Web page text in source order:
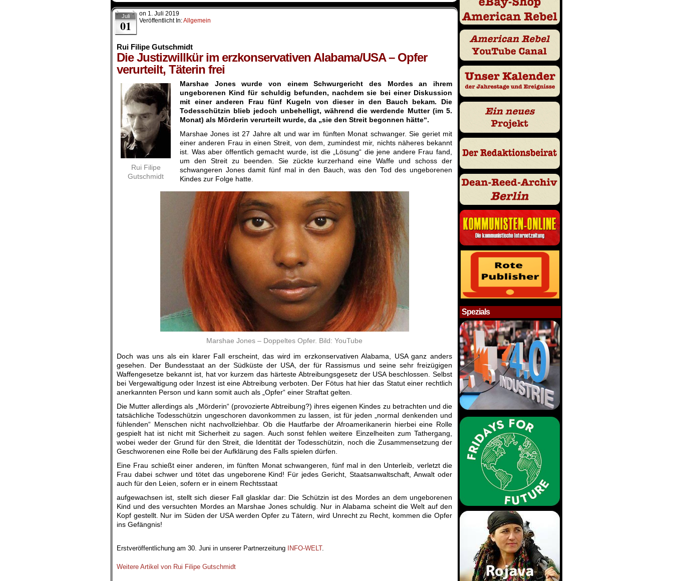
Juli
01
on 1. Juli 2019
Veröffentlicht In:Allgemein
Rui Filipe Gutschmidt
Die Justizwillkür im erzkonservativen Alabama/USA – Opfer
verurteilt, Täterin frei
Rui Filipe
Gutschmidt
Marshae Jones wurde von einem Schwurgericht des Mordes an ihrem
ungeborenen Kind für schuldig befunden, nachdem sie bei einer Diskussion
mit einer anderen Frau fünf Kugeln von dieser in den Bauch bekam. Die
Todesschützin blieb jedoch unbehelligt, während die werdende Mutter (im 5.
Monat) als Mörderin verurteilt wurde, da „sie den Streit begonnen hätte“.
Marshae Jones ist 27 Jahre alt und war im fünften Monat schwanger. Sie geriet mit
einer anderen Frau in einen Streit, von dem, zumindest mir, nichts näheres bekannt
ist. Was aber öffentlich gemacht wurde, ist die „Lösung“ die jene andere Frau fand,
um den Streit zu beenden. Sie zückte kurzerhand eine Waffe und schoss der
schwangeren Jones damit fünf mal in den Bauch, was den Tod des ungeborenen
Kindes zur Folge hatte.
Marshae Jones – Doppeltes Opfer. Bild: YouTube
Doch was uns als ein klarer Fall erscheint, das wird im erzkonservativen Alabama, USA ganz anders
gesehen. Der Bundesstaat an der Südküste der USA, der für Rassismus und seine sehr freizügigen
Waffengesetze bekannt ist, hat vor kurzem das härteste Abtreibungsgesetz der USA beschlossen. Selbst
bei Vergewaltigung oder Inzest ist eine Abtreibung verboten. Der Fötus hat hier das Statut einer rechtlich
anerkannten Person und kann somit auch als „Opfer“ einer Straftat gelten.
Die Mutter allerdings als „Mörderin“ (provozierte Abtreibung?) ihres eigenen Kindes zu betrachten und die
tatsächliche Todesschützin ungeschoren davonkommen zu lassen, ist für jeden „normal denkenden und
fühlenden“ Menschen nicht nachvollziehbar. Ob die Hautfarbe der Afroamerikanerin hierbei eine Rolle
gespielt hat ist nicht mit Sicherheit zu sagen. Auch sonst fehlen weitere Einzelheiten zum Tathergang,
wobei weder der Grund für den Streit, die Identität der Todesschützin, noch die Zusammensetzung der
Geschworenen eine Rolle bei der Aufklärung des Falls spielen dürfen.
Eine Frau schießt einer anderen, im fünften Monat schwangeren, fünf mal in den Unterleib, verletzt die
Frau dabei schwer und tötet das ungeborene Kind! Für jedes Gericht, Staatsanwaltschaft, Anwalt oder
auch für den Leien, sofern er in einem Rechtsstaat
aufgewachsen ist, stellt sich dieser Fall glasklar dar: Die Schützin ist des Mordes an dem ungeborenen
Kind und des versuchten Mordes an Marshae Jones schuldig. Nur in Alabama scheint die Welt auf den
Kopf gestellt. Nur im Süden der USA werden Opfer zu Tätern, wird Unrecht zu Recht, kommen die Opfer
ins Gefängnis!
Erstveröffentlichung am 30. Juni in unserer Partnerzeitung INFO-WELT.
Weitere Artikel von Rui Filipe Gutschmidt
Spezials